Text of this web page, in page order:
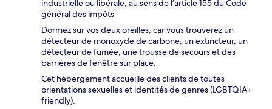
industrielle ou libérale, au sens de l’article 155 du Code
général des impôts
Dormez sur vos deux oreilles, car vous trouverez un
détecteur de monoxyde de carbone, un extincteur, un
détecteur de fumée, une trousse de secours et des
barrières de fenêtre sur place.
Cet hébergement accueille des clients de toutes
orientations sexuelles et identités de genres (LGBTQIA+
friendly).